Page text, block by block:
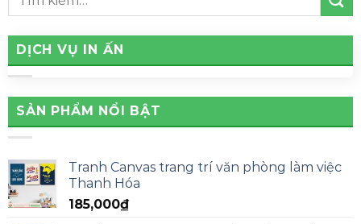
DỊCH VỤ IN ẤN
SẢN PHẨM NỔI BẬT
Tranh Canvas trang trí văn phòng làm việc
Thanh Hóa
185,000₫